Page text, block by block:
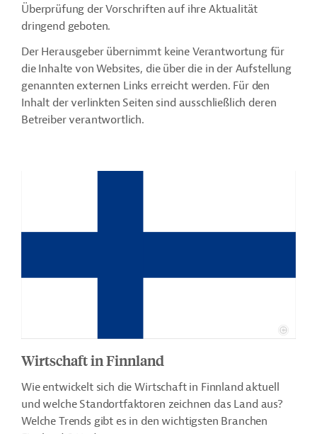
Überprüfung der Vorschriften auf ihre Aktualität
dringend geboten.
Der Herausgeber übernimmt keine Verantwortung für
die Inhalte von Websites, die über die in der Aufstellung
genannten externen Links erreicht werden. Für den
Inhalt der verlinkten Seiten sind ausschließlich deren
Betreiber verantwortlich.
Wirtschaft in Finnland
Wie entwickelt sich die Wirtschaft in Finnland aktuell
und welche Standortfaktoren zeichnen das Land aus?
Welche Trends gibt es in den wichtigsten Branchen